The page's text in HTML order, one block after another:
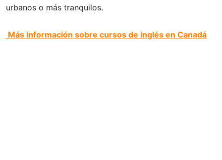
urbanos o más tranquilos.
Más información sobre cursos de inglés en Canadá